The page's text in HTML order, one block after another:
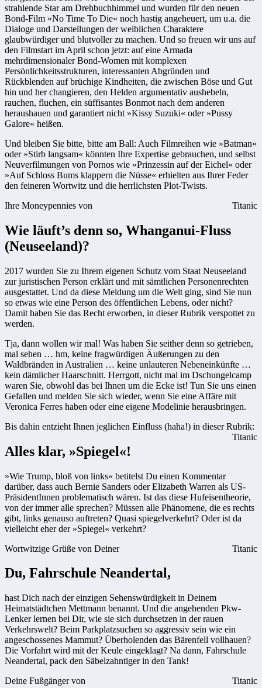
strahlende Star am Drehbuchhimmel und wurden für den neuen
Bond-Film »No Time To Die« noch hastig angeheuert, um u.a. die
Dialoge und Darstellungen der weiblichen Charaktere
glaubwürdiger und blutvoller zu machen. Und so freuen wir uns auf
den Filmstart im April schon jetzt: auf eine Armada
mehrdimensionaler Bond-Women mit komplexen
Persönlichkeitsstrukturen, interessanten Abgründen und
Rückblenden auf brüchige Kindheiten, die zwischen Böse und Gut
hin und her changieren, den Helden argumentativ aushebeln,
rauchen, fluchen, ein süffisantes Bonmot nach dem anderen
heraushauen und garantiert nicht »Kissy Suzuki« oder »Pussy
Galore« heißen.
Und bleiben Sie bitte, bitte am Ball: Auch Filmreihen wie »Batman«
oder »Stirb langsam« könnten Ihre Expertise gebrauchen, und selbst
Neuverfilmungen von Pornos wie »Prinzessin auf der Eichel« oder
»Auf Schloss Bums klappern die Nüsse« erhielten aus Ihrer Feder
den feineren Wortwitz und die herrlichsten Plot-Twists.
Ihre Moneypennies von
Titanic
Wie läuft’s denn so, Whanganui-Fluss
(Neuseeland)?
2017 wurden Sie zu Ihrem eigenen Schutz vom Staat Neuseeland
zur juristischen Person erklärt und mit sämtlichen Personenrechten
ausgestattet. Und da diese Meldung um die Welt ging, sind Sie nun
so etwas wie eine Person des öffentlichen Lebens, oder nicht?
Damit haben Sie das Recht erworben, in dieser Rubrik verspottet zu
werden.
Tja, dann wollen wir mal! Was haben Sie seither denn so getrieben,
mal sehen … hm, keine fragwürdigen Äußerungen zu den
Waldbränden in Australien … keine unlauteren Nebeneinkünfte …
kein dämlicher Haarschnitt. Herrgott, nicht mal im Dschungelcamp
waren Sie, obwohl das bei Ihnen um die Ecke ist! Tun Sie uns einen
Gefallen und melden Sie sich wieder, wenn Sie eine Affäre mit
Veronica Ferres haben oder eine eigene Modelinie herausbringen.
Bis dahin entzieht Ihnen jeglichen Einfluss (haha!) in dieser Rubrik:
Titanic
Alles klar, »Spiegel«!
»Wie Trump, bloß von links« betitelst Du einen Kommentar
darüber, dass auch Bernie Sanders oder Elizabeth Warren als US-
PräsidentInnen problematisch wären. Ist das diese Hufeisentheorie,
von der immer alle sprechen? Müssen alle Phänomene, die es rechts
gibt, links genauso auftreten? Quasi spiegelverkehrt? Oder ist da
vielleicht eher der »Spiegel« verkehrt?
Wortwitzige Grüße von Deiner
Titanic
Du, Fahrschule Neandertal,
hast Dich nach der einzigen Sehenswürdigkeit in Deinem
Heimatstädtchen Mettmann benannt. Und die angehenden Pkw-
Lenker lernen bei Dir, wie sie sich durchsetzen in der rauen
Verkehrswelt? Beim Parkplatzsuchen so aggressiv sein wie ein
angeschossenes Mammut? Überholenden das Bärenfell vollhauen?
Die Vorfahrt wird mit der Keule eingeklagt? Na dann, Fahrschule
Neandertal, pack den Säbelzahntiger in den Tank!
Deine Fußgänger von
Titanic